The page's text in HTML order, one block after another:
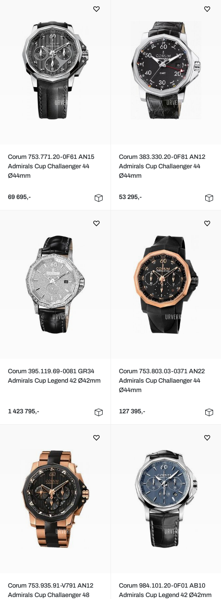
Corum 753.771.20-0F61 AN15
Admirals Cup Challaenger 44
Ø44mm
69 695,-
Corum 383.330.20-0F81 AN12
Admirals Cup Challaenger 44
Ø44mm
53 295,-
Corum 395.119.69-0081 GR34
Admirals Cup Legend 42 Ø42mm
1 423 795,-
Corum 753.803.03-0371 AN22
Admirals Cup Challaenger 44
Ø44mm
127 395,-
Corum 753.935.91-V791 AN12
Admirals Cup Challaenger 48
Corum 984.101.20-0F01 AB10
Admirals Cup Legend 42 Ø42mm